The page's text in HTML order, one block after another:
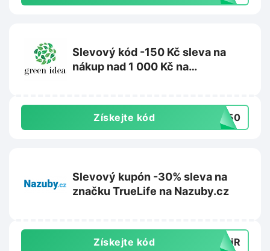
Slevový kód -150 Kč sleva na
nákup nad 1 000 Kč na
Získejte kód R150
Slevový kupón -30% sleva na
značku TrueLife na Nazuby.cz
Získejte kód yyiR